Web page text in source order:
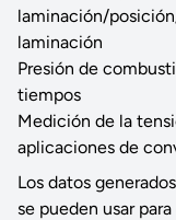
laminación/
laminación
Presión de
tiempos
Medición de la
aplicaciones de
Los datos
se pueden usar